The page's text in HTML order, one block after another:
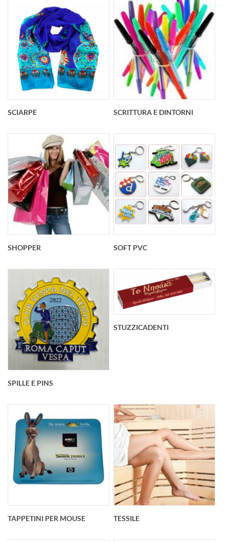
SCIARPE SCRITTURA E DINTORNI
SHOPPER SOFT PVC
SPILLE E PINS
STUZZICADENTI
TAPPETINI PER MOUSE TESSILE